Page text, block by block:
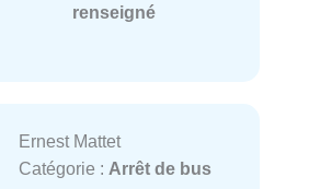
renseigné
Ernest Mattet
Catégorie : Arrêt de bus